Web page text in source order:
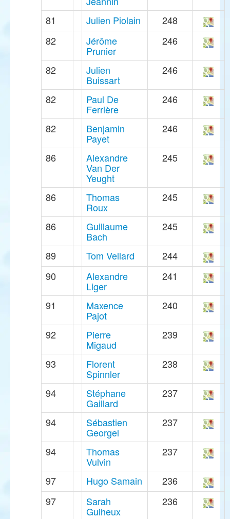
81
Julien Piolain
248
82
Jérôme
Prunier
246
82 Julien
Buissart
246
82 Paul De
Ferrière
246
82 Benjamin
Payet
246
86 Alexandre
Van Der
Yeught
245
86 Thomas
Roux
245
86 Guillaume
Bach
245
89 Tom Vellard
244
90
Alexandre
Liger
241
91 Maxence
Pajot
240
92 Pierre
Migaud
239
93 Florent
Spinnler
238
94 Stéphane
Gaillard
237
94 Sébastien
Georgel
237
94 Thomas
Vulvin
237
97 Hugo Samain
236
97
Sarah
Guiheux
236